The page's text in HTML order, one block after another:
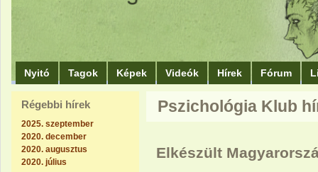
Nyitó Tagok Képek Videók Hírek Fórum
Régebbi hírek
2025. szeptember
2020. december
2020. augusztus
2020. július
Pszichológia Klub
Elkészült